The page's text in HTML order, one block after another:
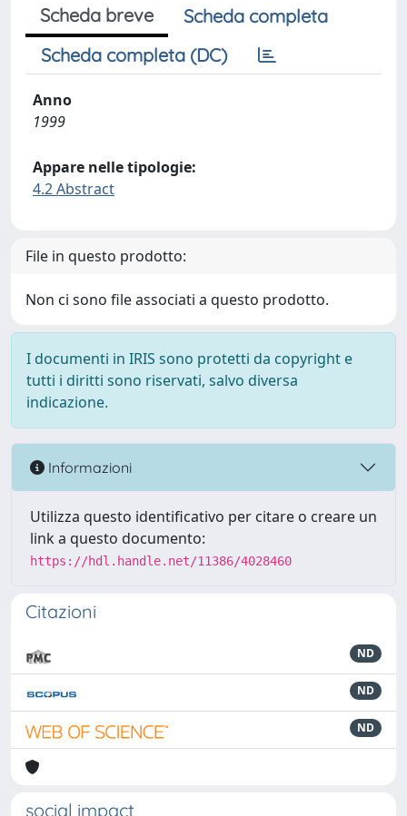
Scheda breve
Scheda completa
Scheda completa (DC)
Anno
1999
Appare nelle tipologie:
4.2 Abstract
File in questo prodotto:
Non ci sono file associati a questo prodotto.
I documenti in IRIS sono protetti da copyright e
tutti i diritti sono riservati, salvo diversa
indicazione.
Informazioni
Utilizza questo identificativo per citare o creare un
link a questo documento:
https://hdl.handle.net/11386/4028460
Citazioni
ND
ND
ND
social impact